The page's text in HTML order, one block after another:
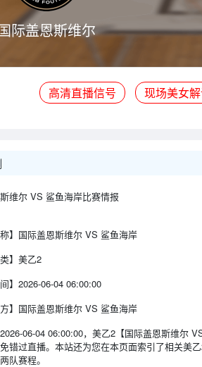
际盖恩斯维尔
高清直播信号 现场美女
维尔 VS 鲨鱼海岸比赛情报
】 国际盖恩斯维尔 VS 鲨鱼海岸
】 美乙2
】 2026-06-04 06:00:00
】 国际盖恩斯维尔 VS 鲨鱼海岸
06-04 06:00:00，美乙2【国际盖恩斯维尔
错过直播。本站还为您在本页面索引了相关美
队赛程。